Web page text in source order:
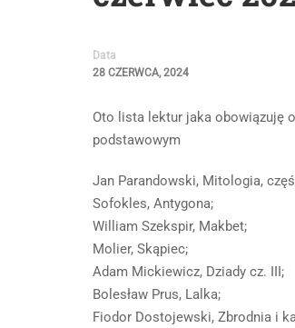
Data
28 CZERWCA, 2024
Oto lista lektur jaka obowiązuję
podstawowym
Jan Parandowski, Mitologia,
Sofokles, Antygona;
William Szekspir, Makbet;
Molier, Skąpiec;
Adam Mickiewicz, Dziady cz. III;
Bolesław Prus, Lalka;
Fiodor Dostojewski, Zbrodnia i